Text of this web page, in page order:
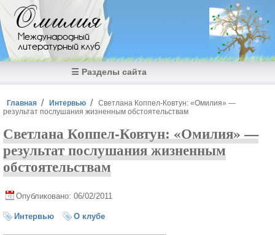
Перейти к основному содержанию
Омилия
Международный
литературный клуб
☰ Разделы сайта
Вы здесь
Главная Интервью
Светлана Коппел-Ковтун: «Омилия» —
результат послушания жизненным обстоятельствам
Светлана Коппел-Ковтун: «Омилия» —
результат послушания жизненным
обстоятельствам
Опубликовано: 06/02/2011
Интервью О клубе